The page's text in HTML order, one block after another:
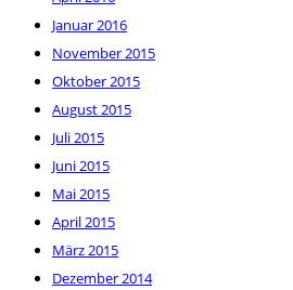
Januar 2016
November 2015
Oktober 2015
August 2015
Juli 2015
Juni 2015
Mai 2015
April 2015
März 2015
Dezember 2014